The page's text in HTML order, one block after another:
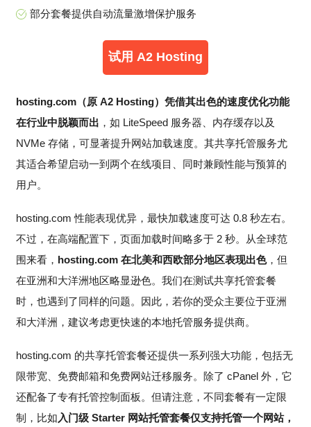
部分套餐提供自动流量激增保护服务
试用 A2 Hosting
hosting.com（原 A2 Hosting）凭借其出色的速度优化功能
在行业中脱颖而出 ，如 LiteSpeed 服务器、内存缓存以及
NVMe 存储，可显著提升网站加载速度。其共享托管服务尤
其适合希望启动一到两个在线项目、同时兼顾性能与预算的
用户。
hosting.com 性能表现优异，最快加载速度可达 0.8 秒左右。
不过，在高端配置下，页面加载时间略多于 2 秒。从全球范
围来看， hosting.com 在北美和西欧部分地区表现出色，但
在亚洲和大洋洲地区略显逊色。我们在测试共享托管套餐
时，也遇到了同样的问题。因此，若你的受众主要位于亚洲
和大洋洲，建议考虑更快速的本地托管服务提供商。
hosting.com 的共享托管套餐还提供一系列强大功能，包括无
限带宽、免费邮箱和免费网站迁移服务。除了 cPanel 外，它
还配备了专有托管控制面板。但请注意，不同套餐有一定限
制，比如 入门级 Starter 网站托管套餐仅支持托管一个网站，